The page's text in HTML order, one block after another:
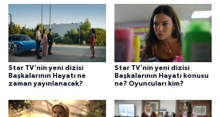
Star TV'nin yeni dizisi
Başkalarının Hayatı ne
zaman yayınlanacak?
Star TV'nin yeni dizisi
Başkalarının Hayatı konusu
ne? Oyuncuları kim?